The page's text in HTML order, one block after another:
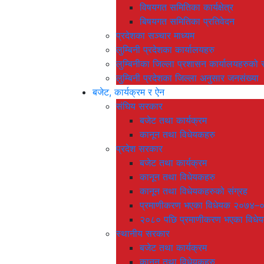
विषयगत समितिका कार्यक्षेत्र
बिषयगत समितिका प्रतिवेदन
प्रदेशका सञ्चार माध्यम
लुम्बिनी प्रदेशका कार्यालयहरु
लुम्बिनीका जिल्ला प्रशासन कार्यालयहरुको
लुम्बिनी प्रदेशका जिल्ला अनुसार जनसंख्या
बजेट, कार्यक्रम र ऐन
संघिय सरकार
बजेट तथा कार्यक्रम
कानून तथा विधेयकहरु
प्रदेश सरकार
बजेट तथा कार्यक्रम
कानून तथा विधेयकहरु
कानून तथा विधेयकहरुको संग्रह
प्रमाणीकरण भएका विधेयक
२०८० पछि प्रमाणीकरण भएका
स्थानीय सरकार
बजेट तथा कार्यक्रम
कानून तथा विधेयकहरु